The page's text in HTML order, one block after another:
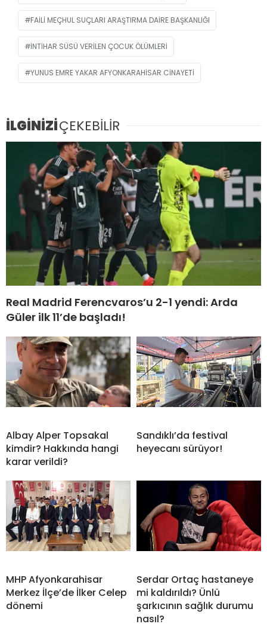
FAILI MEÇHUL SUÇLARI ARAŞTIRMA DAIRE BAŞKANLIĞI
INTIHAR SÜSÜ VERILEN ÇOCUK ÖLÜMLERI
YUNUS EMRE YAKAR AFYONKARAHISAR CINAYETI
İLGİNİZİÇEKEBİLİR
Real Madrid Ferencvaros’u 2-1 yendi: Arda
Güler ilk 11’de başladı!
Albay Alper Topsakal
kimdir? Hakkında hangi
karar verildi?
Sandıklı’da festival
heyecanı sürüyor!
MHP Afyonkarahisar
Merkez İlçe’de İlker Celep
dönemi
Serdar Ortaç hastaneye
mi kaldırıldı? Ünlü
şarkıcının sağlık durumu
nasıl?